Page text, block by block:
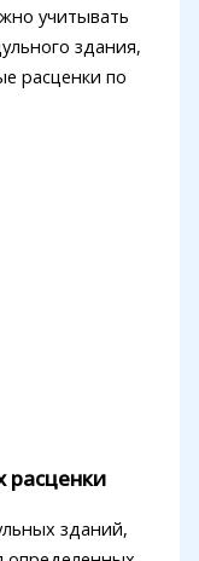
учитывать
здания,
расценки по
расценки
зданий,